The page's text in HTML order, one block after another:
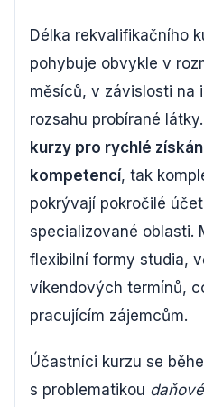
Délka rekvalifikačního
pohybuje obvykle v
měsíců, v závislosti na
rozsahu probírané
kurzy pro rychlé
kompetencí, tak
pokrývají pokročilé
specializované oblasti.
flexibilní formy studia,
víkendových termínů,
pracujícím zájemcům.
Účastníci kurzu se
s problematikou